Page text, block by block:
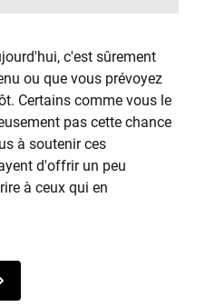
c'est sûrement
ou que vous prévoyez
Certains comme vous le
pas cette chance
à soutenir ces
d'offrir un peu
à ceux qui en